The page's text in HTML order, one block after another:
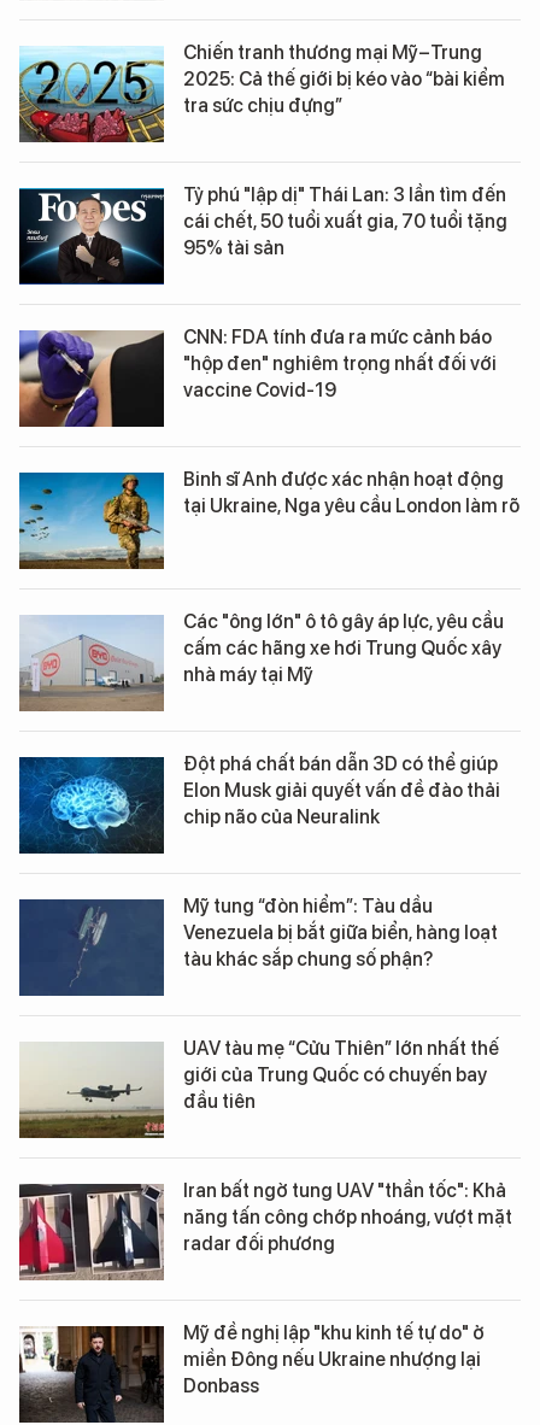
Chiến tranh thương mại Mỹ–Trung
2025: Cả thế giới bị kéo vào “bài kiểm
tra sức chịu đựng”
Tỷ phú "lập dị" Thái Lan: 3 lần tìm đến
cái chết, 50 tuổi xuất gia, 70 tuổi tặng
95% tài sản
CNN: FDA tính đưa ra mức cảnh báo
"hộp đen" nghiêm trọng nhất đối với
vaccine Covid-19
Binh sĩ Anh được xác nhận hoạt động
tại Ukraine, Nga yêu cầu London làm rõ
Các "ông lớn" ô tô gây áp lực, yêu cầu
cấm các hãng xe hơi Trung Quốc xây
nhà máy tại Mỹ
Đột phá chất bán dẫn 3D có thể giúp
Elon Musk giải quyết vấn đề đào thải
chip não của Neuralink
Mỹ tung “đòn hiểm”: Tàu dầu
Venezuela bị bắt giữa biển, hàng loạt
tàu khác sắp chung số phận?
UAV tàu mẹ “Cửu Thiên” lớn nhất thế
giới của Trung Quốc có chuyến bay
đầu tiên
Iran bất ngờ tung UAV "thần tốc": Khả
năng tấn công chớp nhoáng, vượt mặt
radar đối phương
Mỹ đề nghị lập "khu kinh tế tự do" ở
miền Đông nếu Ukraine nhượng lại
Donbass